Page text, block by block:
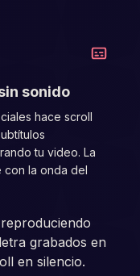
sonido
hace scroll
tu video. La
con la onda del